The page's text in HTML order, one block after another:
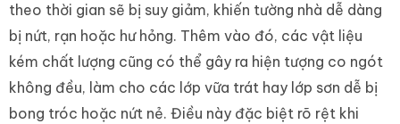
theo thời gian sẽ bị suy giảm, khiến tường nhà dễ dàng
bị nứt, rạn hoặc hư hỏng. Thêm vào đó, các vật liệu
kém chất lượng cũng có thể gây ra hiện tượng co ngót
không đều, làm cho các lớp vữa trát hay lớp sơn dễ bị
bong tróc hoặc nứt nẻ. Điều này đặc biệt rõ rệt khi